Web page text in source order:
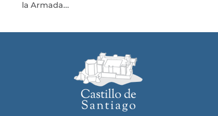
la Armada...